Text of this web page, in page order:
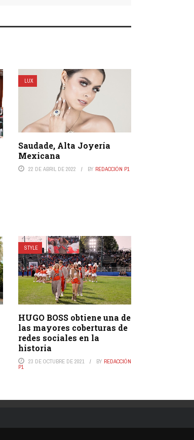
LUX
Saudade, Alta Joyería
Mexicana
22 DE ABRIL DE 2022 BY REDACCIÓN P1
STYLE
HUGO BOSS obtiene una de
las mayores coberturas de
redes sociales en la
historia
23 DE OCTUBRE DE 2021 BY REDACCIÓN
P1